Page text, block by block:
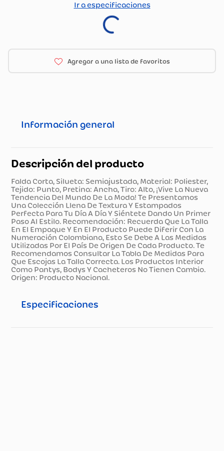
Ir a especificaciones
Información general
Descripción del producto
Falda Corta, Silueta: Semiajustada, Material: Poliester,
Tejido: Punto, Pretina: Ancha, Tiro: Alto, ¡Vive La Nueva
Tendencia Del Mundo De La Moda! Te Presentamos
Una Colección Llena De Textura Y Estampados
Perfecta Para Tu Día A Día Y Siéntete Dando Un Primer
Paso Al Estilo. Recomendación: Recuerda Que La Talla
En El Empaque Y En El Producto Puede Diferir Con La
Numeración Colombiana, Esto Se Debe A Las Medidas
Utilizadas Por El País De Origen De Cada Producto. Te
Recomendamos Consultar La Tabla De Medidas Para
Que Escojas La Talla Correcta. Los Productos Interior
Como Pantys, Bodys Y Cacheteros No Tienen Cambio.
Origen: Producto Nacional.
Especificaciones